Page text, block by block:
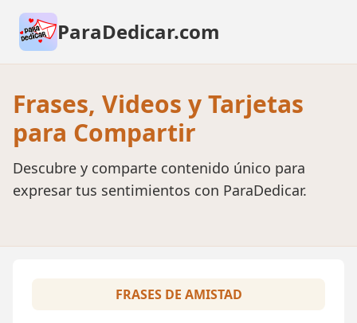
ParaDedicar.com
Frases, Videos y Tarjetas
para Compartir
Descubre y comparte contenido único para
expresar tus sentimientos con ParaDedicar.
FRASES DE AMISTAD